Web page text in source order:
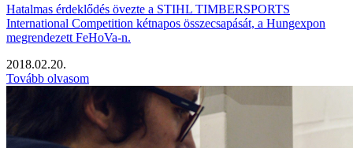
Hatalmas érdeklődés övezte a STIHL TIMBERSPORTS
International Competition kétnapos összecsapását, a Hungexpon
megrendezett FeHoVa-n.
2018.02.20.
Tovább olvasom